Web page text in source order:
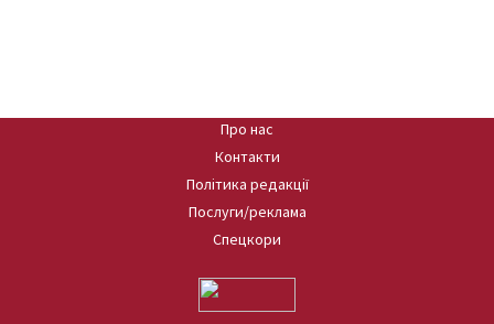
Про нас
Контакти
Політика редакції
Послуги/реклама
Спецкори